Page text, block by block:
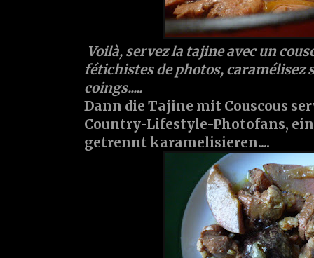
Voilà, servez la tajine avec un
fétichistes de photos, caramélisez
coings.....
Dann die Tajine mit Couscous
Country-Lifestyle-Photofans,
getrennt karamelisieren....